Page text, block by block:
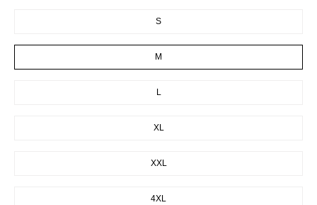
S
M
L
XL
XXL
4XL